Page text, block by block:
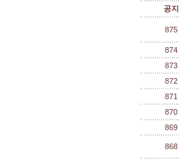
공지
875
874
873
872
871
870
869
868